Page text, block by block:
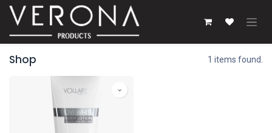
Se rendre au contenu
Shop 1 items found.